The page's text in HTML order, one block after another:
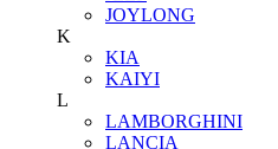
JOYLONG
K
KIA
KAIYI
L
LAMBORGHINI
LANCIA